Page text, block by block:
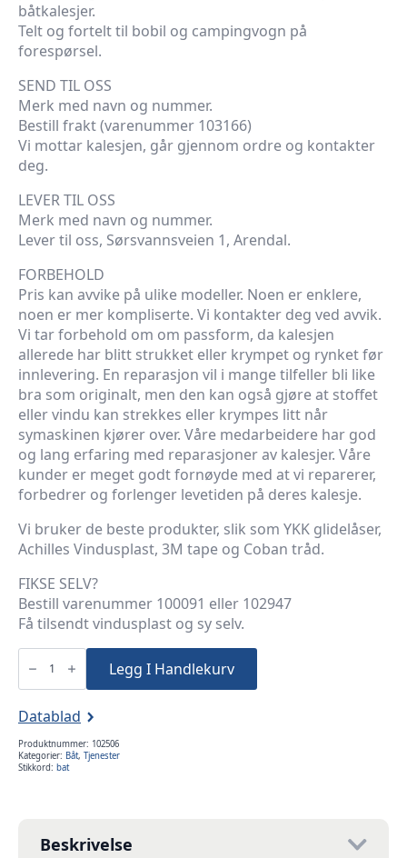
båtkalesjer.
Telt og fortelt til bobil og campingvogn på
forespørsel.
SEND TIL OSS
Merk med navn og nummer.
Bestill frakt (varenummer 103166)
Vi mottar kalesjen, går gjennom ordre og kontakter
deg.
LEVER TIL OSS
Merk med navn og nummer.
Lever til oss, Sørsvannsveien 1, Arendal.
FORBEHOLD
Pris kan avvike på ulike modeller. Noen er enklere,
noen er mer kompliserte. Vi kontakter deg ved avvik.
Vi tar forbehold om om passform, da kalesjen
allerede har blitt strukket eller krympet og rynket før
innlevering. En reparasjon vil i mange tilfeller bli like
bra som originalt, men den kan også gjøre at stoffet
eller vindu kan strekkes eller krympes litt når
symaskinen kjører over. Våre medarbeidere har god
og lang erfaring med reparasjoner av kalesjer. Våre
kunder er meget godt fornøyde med at vi reparerer,
forbedrer og forlenger levetiden på deres kalesje.
Vi bruker de beste produkter, slik som YKK glidelåser,
Achilles Vindusplast, 3M tape og Coban tråd.
FIKSE SELV?
Bestill varenummer 100091 eller 102947
Få tilsendt vindusplast og sy selv.
Bytte
kalesje/presenning
inntil
Legg I Handlekurv
Datablad
Produktnummer: 102506
Kategorier: Båt, Tjenester
Stikkord: bat
Beskrivelse